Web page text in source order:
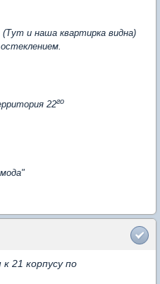
(Тут и наша квартирка видна)
22го
21 корпусу по